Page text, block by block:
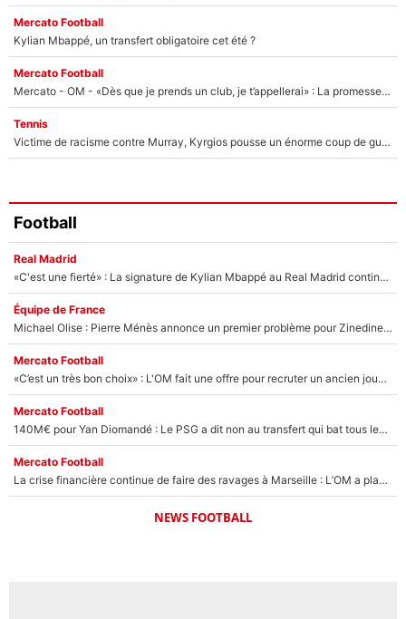
Mercato Football
Kylian Mbappé, un transfert obligatoire cet été ?
Mercato Football
Mercato - OM - «Dès que je prends un club, je t’appellerai» : La promesse de Marcelino au moment de claquer la porte
Tennis
Victime de racisme contre Murray, Kyrgios pousse un énorme coup de gueule !
Football
Real Madrid
«C'est une fierté» : La signature de Kylian Mbappé au Real Madrid continue de régaler l'Espagne
Équipe de France
Michael Olise : Pierre Ménès annonce un premier problème pour Zinedine Zidane en équipe de France
Mercato Football
«C’est un très bon choix» : L'OM fait une offre pour recruter un ancien joueur du PSG... et c'est validé dans l'After Foot !
Mercato Football
140M€ pour Yan Diomandé : Le PSG a dit non au transfert qui bat tous les records sur le mercato
Mercato Football
La crise financière continue de faire des ravages à Marseille : L’OM a placé 12 joueurs sur le marché des transferts… et ça pourrait lui rapporter près de 100M€ !
NEWS FOOTBALL